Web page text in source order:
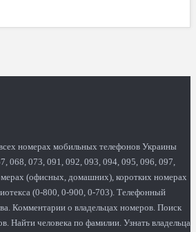
номерах мобильных телефонов Украины
068, 073, 091, 092, 093, 094, 095, 096, 097,
(офисных, домашних), коротких номерах
(0-800, 0-900, 0-703). Телефонный
Комментарии о владельцах номеров. Поиск
Найти человека по фамилии. Узнать владельца